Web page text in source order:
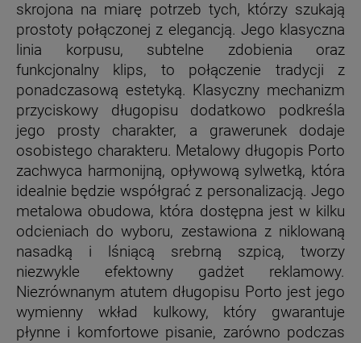
skrojona na miarę potrzeb tych, którzy szukają
prostoty połączonej z elegancją. Jego klasyczna
linia korpusu, subtelne zdobienia oraz
funkcjonalny klips, to połączenie tradycji z
ponadczasową estetyką. Klasyczny mechanizm
przyciskowy długopisu dodatkowo podkreśla
jego prosty charakter, a grawerunek dodaje
osobistego charakteru. Metalowy długopis Porto
zachwyca harmonijną, opływową sylwetką, która
idealnie będzie współgrać z personalizacją. Jego
metalowa obudowa, która dostępna jest w kilku
odcieniach do wyboru, zestawiona z niklowaną
nasadką i lśniącą srebrną szpicą, tworzy
niezwykle efektowny gadżet reklamowy.
Niezrównanym atutem długopisu Porto jest jego
wymienny wkład kulkowy, który gwarantuje
płynne i komfortowe pisanie, zarówno podczas